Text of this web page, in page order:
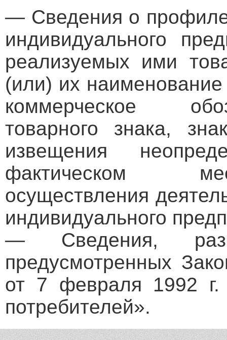
— Сведения о профиле
индивидуального
реализуемых ими
(или) их
коммерческое
товарного знака,
извещения
фактическом
осуществления
индивидуального
— Сведения,
предусмотренных
от 7 февраля 1992
потребителей».